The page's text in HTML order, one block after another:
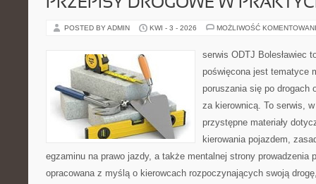
PRZEPISY DROGOWE W
POSTED BY ADMIN KWI - 3 - 2026 MOŻLIWOŚĆ
serwis ODTJ Bolesławiec
poświęcona jest tematyce
poruszania się po drogach
za kierownicą. To serwis,
przystępne materiały
kierowania pojazdem,
egzaminu na prawo jazdy, a także mentalnej strony prowadzenia
opracowana z myślą o kierowcach rozpoczynających swoją